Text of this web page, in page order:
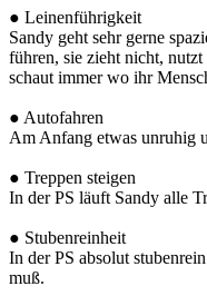
● Leinenführigkeit
Sandy geht sehr gerne
führen, sie zieht nicht,
schaut immer wo ihr
● Autofahren
Am Anfang etwas unruhig
● Treppen steigen
In der PS läuft Sandy alle
● Stubenreinheit
In der PS absolut
muß.